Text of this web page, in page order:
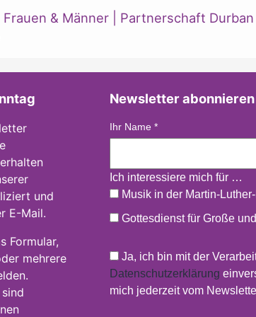
Frauen & Männer Partnerschaft Durban
und
E-Mail.
Formular,
mehrere
Newsletter abonnieren
Ihr Name *
Ich interessiere mich für …
Musik in der Martin-
Gottesdienst für Große
Ja, ich bin mit der
Datenschutzerklärung
mich jederzeit vom